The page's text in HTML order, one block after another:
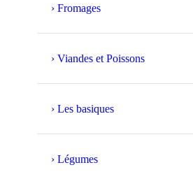
Fromages
Viandes et Poissons
Les basiques
Légumes